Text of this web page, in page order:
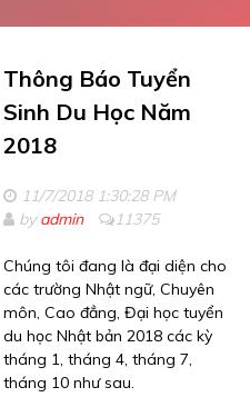
Thông Báo Tuyển
Sinh Du Học Năm
2018
11/7/2018 1:30:28 PM
byadmin 11375
Chúng tôi đang là đại diện cho
các trường Nhật ngữ, Chuyên
môn, Cao đẳng, Đại học tuyển
du học Nhật bản 2018 các kỳ
tháng 1, tháng 4, tháng 7,
tháng 10 như sau.